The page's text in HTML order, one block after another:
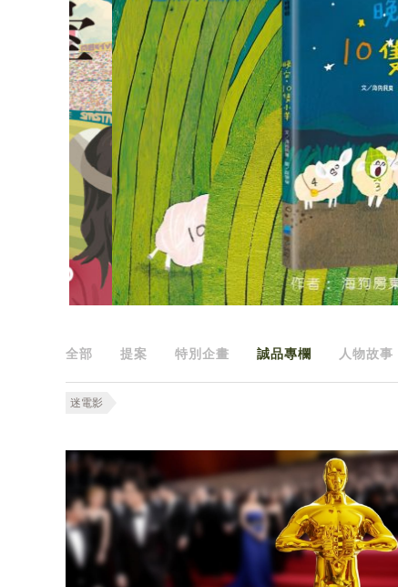
全部 提案 特別企畫 誠品專欄 人物故事
迷電影